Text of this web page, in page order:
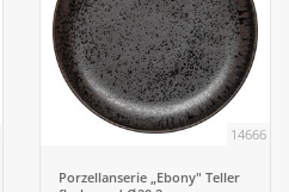
14666
Porzellanserie „Ebony" Teller